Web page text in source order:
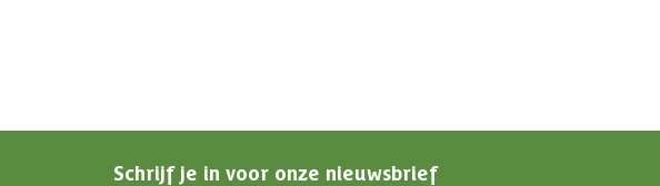
Schrijf je in voor onze nieuwsbrief